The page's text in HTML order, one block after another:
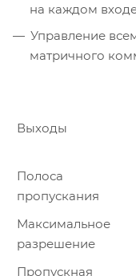
на каждом
Управление
матричного
Выходы
Полоса
пропускания
Максимальное
разрешение
Пропускная